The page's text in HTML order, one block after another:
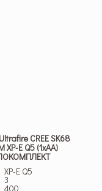
CREE SK68
XP-E Q5 (1хАА)
XP-E Q5
3
400